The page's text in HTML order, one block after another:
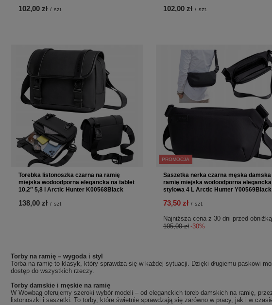
102,00 zł / szt. 102,00 zł / szt.
Torebka listonoszka czarna na ramię
miejska wodoodporna elegancka na tablet
10,2″ 5,8 l Arctic Hunter K00568Black
138,00 zł / szt.
PROMOCJA
Saszetka nerka czarna męska damska
ramię miejska wodoodporna elegancka
stylowa 4 L Arctic Hunter Y00569Black
73,50 zł / szt.
Najniższa cena z 30 dni przed
105,00 zł -30%
Torby na ramię – wygoda i styl
Torba na ramię to klasyk, który sprawdza się w każdej sytuacji. Dzięki długiemu paskowi
dostęp do wszystkich rzeczy.
Torby damskie i męskie na ramię
W Wowbag oferujemy szeroki wybór modeli – od eleganckich toreb damskich na ramię,
listonoszki i saszetki. To torby, które świetnie sprawdzają się zarówno w pracy, jak i w